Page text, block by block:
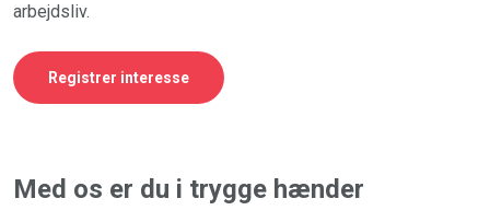
arbejdsliv.
Registrer interesse
Med os er du i trygge hænder